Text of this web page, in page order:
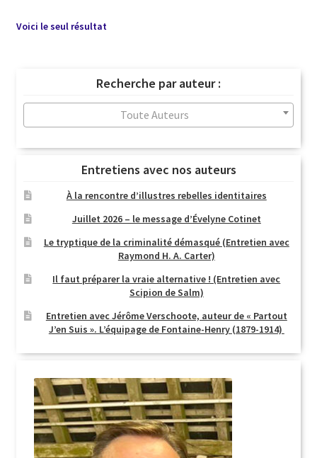
Voici le seul résultat
Recherche par auteur :
Toute Auteurs
Entretiens avec nos auteurs
À la rencontre d’illustres rebelles identitaires
Juillet 2026 – le message d’Évelyne Cotinet
Le tryptique de la criminalité démasqué (Entretien avec
Raymond H. A. Carter)
Il faut préparer la vraie alternative ! (Entretien avec
Scipion de Salm)
Entretien avec Jérôme Verschoote, auteur de « Partout
J’en Suis ». L’équipage de Fontaine-Henry (1879-1914)